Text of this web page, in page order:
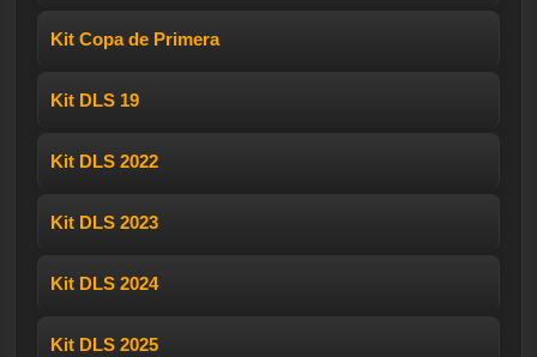
Kit Copa de Primera
Kit DLS 19
Kit DLS 2022
Kit DLS 2023
Kit DLS 2024
Kit DLS 2025